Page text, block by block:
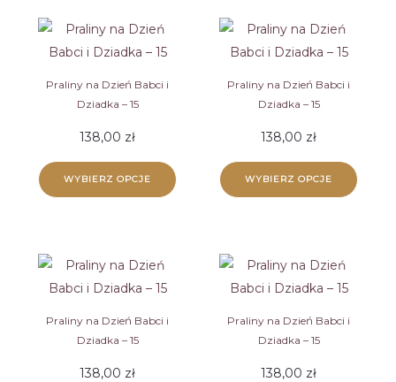
niskiej
do
Praliny na Dzień Babci i
Dziadka – 15
138,00 zł
WYBIERZ OPCJE
Praliny na Dzień Babci i
Dziadka – 15
138,00 zł
WYBIERZ OPCJE
Praliny na Dzień Babci i
Dziadka – 15
138,00 zł
Praliny na Dzień Babci i
Dziadka – 15
138,00 zł